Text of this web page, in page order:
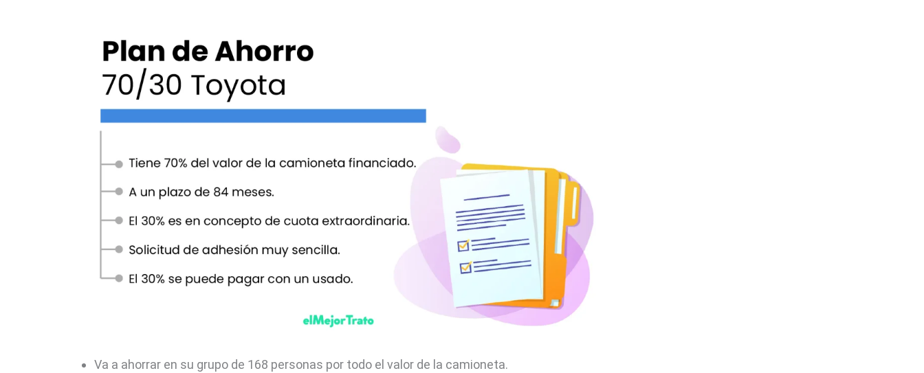
Va a ahorrar en su grupo de 168 personas por todo el valor de la camioneta.